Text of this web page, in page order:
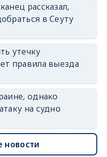
рассказал,
в Сеуту
утечку
правила выезда
однако
на судно
новости